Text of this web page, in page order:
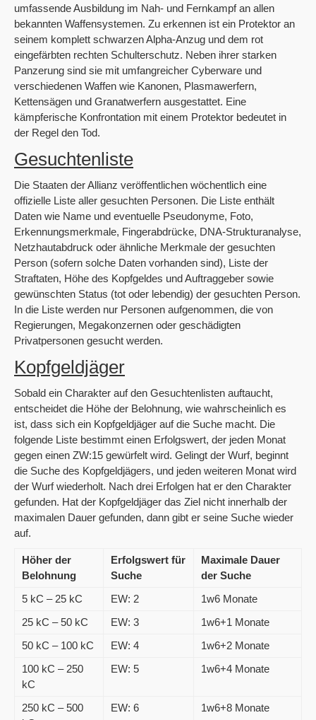
umfassende Ausbildung im Nah- und Fernkampf an allen
bekannten Waffensystemen. Zu erkennen ist ein Protektor an
seinem komplett schwarzen Alpha-Anzug und dem rot
eingefärbten rechten Schulterschutz. Neben ihrer starken
Panzerung sind sie mit umfangreicher Cyberware und
verschiedenen Waffen wie Kanonen, Plasmawerfern,
Kettensägen und Granatwerfern ausgestattet. Eine
kämpferische Konfrontation mit einem Protektor bedeutet in
der Regel den Tod.
Gesuchtenliste
Die Staaten der Allianz veröffentlichen wöchentlich eine
offizielle Liste aller gesuchten Personen. Die Liste enthält
Daten wie Name und eventuelle Pseudonyme, Foto,
Erkennungsmerkmale, Fingerabdrücke, DNA-Strukturanalyse,
Netzhautabdruck oder ähnliche Merkmale der gesuchten
Person (sofern solche Daten vorhanden sind), Liste der
Straftaten, Höhe des Kopfgeldes und Auftraggeber sowie
gewünschten Status (tot oder lebendig) der gesuchten Person.
In die Liste werden nur Personen aufgenommen, die von
Regierungen, Megakonzernen oder geschädigten
Privatpersonen gesucht werden.
Kopfgeldjäger
Sobald ein Charakter auf den Gesuchtenlisten auftaucht,
entscheidet die Höhe der Belohnung, wie wahrscheinlich es
ist, dass sich ein Kopfgeldjäger auf die Suche macht. Die
folgende Liste bestimmt einen Erfolgswert, der jeden Monat
gegen einen ZW:15 gewürfelt wird. Gelingt der Wurf, beginnt
die Suche des Kopfgeldjägers, und jeden weiteren Monat wird
der Wurf wiederholt. Nach drei Erfolgen hat er den Charakter
gefunden. Hat der Kopfgeldjäger das Ziel nicht innerhalb der
maximalen Dauer gefunden, dann gibt er seine Suche wieder
auf.
Höher der
Belohnung
Erfolgswert für
Suche
Maximale Dauer
der Suche
5 kC – 25 kC
EW: 2
1w6 Monate
25 kC – 50 kC
EW: 3
1w6+1 Monate
50 kC – 100 kC
EW: 4
1w6+2 Monate
100 kC – 250
kC
EW: 5 1w6+4 Monate
250 kC – 500
EW: 6 1w6+8 Monate